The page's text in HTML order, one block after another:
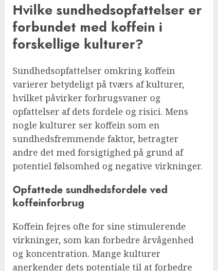
Hvilke sundhedsopfattelser er
forbundet med koffein i
forskellige kulturer?
Sundhedsopfattelser omkring koffein
varierer betydeligt på tværs af kulturer,
hvilket påvirker forbrugsvaner og
opfattelser af dets fordele og risici. Mens
nogle kulturer ser koffein som en
sundhedsfremmende faktor, betragter
andre det med forsigtighed på grund af
potentiel følsomhed og negative virkninger.
Opfattede sundhedsfordele ved
koffeinforbrug
Koffein fejres ofte for sine stimulerende
virkninger, som kan forbedre årvågenhed
og koncentration. Mange kulturer
anerkender dets potentiale til at forbedre